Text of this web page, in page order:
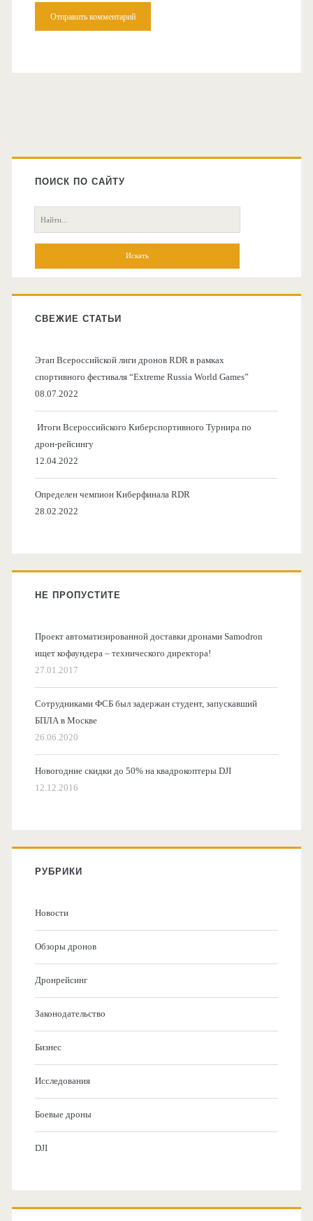
Главная
боковая
колонка
ПОИСК ПО САЙТУ
Поиск:
СВЕЖИЕ СТАТЬИ
Этап Всероссийской лиги дронов RDR в рамках
спортивного фестиваля “Extreme Russia World Games”
08.07.2022
Итоги Всероссийского Киберспортивного Турнира по
дрон-рейсингу
12.04.2022
Определен чемпион Киберфинала RDR
28.02.2022
НЕ ПРОПУСТИТЕ
Проект автоматизированной доставки дронами Samodron
ищет кофаундера – технического директора!
27.01.2017
Сотрудниками ФСБ был задержан студент, запускавший
БПЛА в Москве
26.06.2020
Новогодние скидки до 50% на квадрокоптеры DJI
12.12.2016
РУБРИКИ
Новости
Обзоры дронов
Дронрейсинг
Законодательство
Бизнес
Исследования
Боевые дроны
DJI